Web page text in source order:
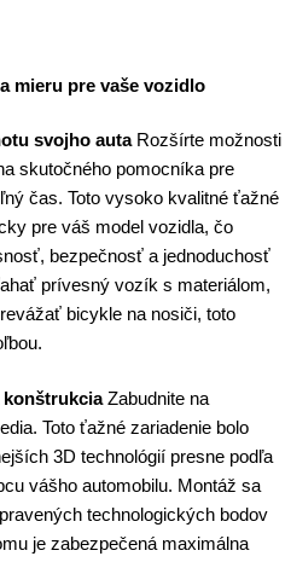
mieru pre vaše vozidlo
svojho autaRozšírte možnosti
skutočného pomocníka pre
čas. Toto vysoko kvalitné ťažné
pre váš model vozidla, čo
bezpečnosť a jednoduchosť
prívesný vozík s materiálom,
bicykle na nosiči, toto
konštrukciaZabudnite na
Toto ťažné zariadenie bolo
3D technológií presne podľa
vášho automobilu. Montáž sa
technologických bodov
je zabezpečená maximálna